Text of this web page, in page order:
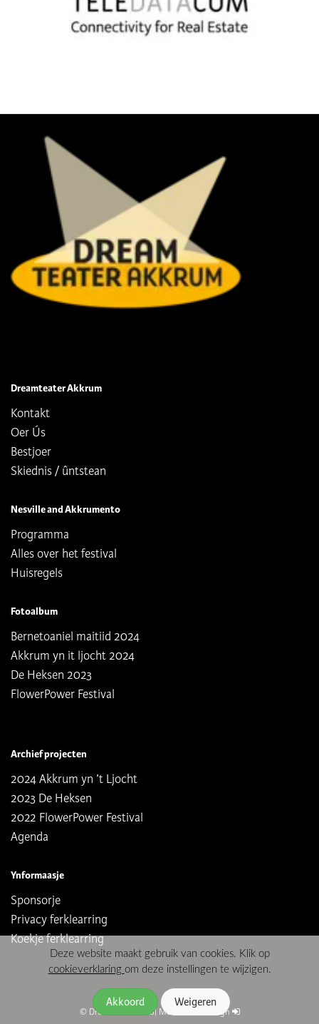
Deze website maakt gebruik van cookies. Klik op
cookieverklaring om deze instellingen te wijzigen.
Dreamteater Akkrum
Kontakt
Oer Ús
Bestjoer
Skiednis / ûntstean
Nesville and Akkrumento
Programma
Alles over het festival
Huisregels
Fotoalbum
Bernetoaniel maitiid 2024
Akkrum yn it ljocht 2024
De Heksen 2023
FlowerPower Festival
Archief projecten
2024 Akkrum yn ’t Ljocht
2023 De Heksen
2022 FlowerPower Festival
Agenda
Ynformaasje
Sponsorje
Privacy ferklearring
Koekje ferklearring
© Dreamteater 2026| Moune Webdesign